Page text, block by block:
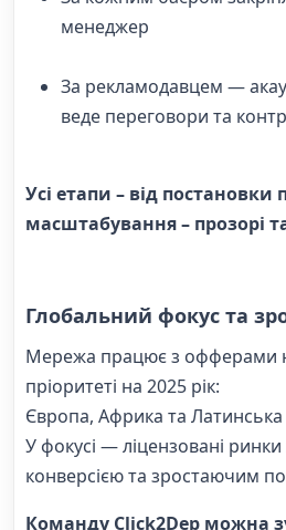
менеджер
За рекламодавцем —
веде переговори та
Усі етапи – від постановки
масштабування – прозорі
Глобальний фокус та
Мережа працює з офферами
пріоритеті на 2025 рік:
Європа, Африка та
У фокусі — ліцензовані
конверсією та зростаючим
Команду Click2Dep можна